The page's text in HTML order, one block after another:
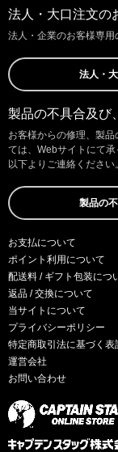
法人・大口注文の
法人・企業のお客様専用
法人・
製品の不具合及び
お客様からの修理、製
ては、Webサイトにて承
以下よりご連絡ください。
製品の
お支払について
ポイント利用について
配送料 / ギフト包装につ
返品 / 交換について
当サイトについて
プライバシーポリシー
特定商取引法に基づく表
運営会社
お問い合わせ